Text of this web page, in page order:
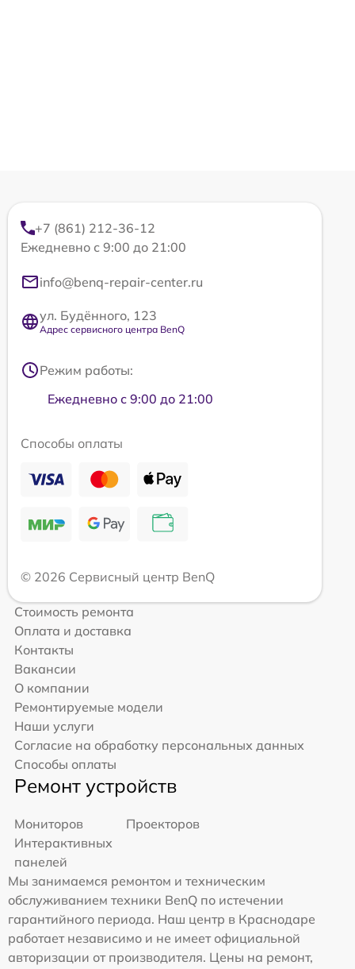
+7 (861) 212-36-12
Ежедневно с 9:00 до 21:00
info@benq-repair-center.ru
ул. Будённого, 123
Адрес сервисного центра BenQ
Режим работы:
Ежедневно с 9:00 до 21:00
Способы оплаты
© 2026 Сервисный центр BenQ
Стоимость ремонта
Оплата и доставка
Контакты
Вакансии
О компании
Ремонтируемые модели
Наши услуги
Согласие на обработку персональных данных
Способы оплаты
Ремонт устройств
Мониторов
Проекторов
Интерактивных
панелей
Мы занимаемся ремонтом и техническим
обслуживанием техники BenQ по истечении
гарантийного периода. Наш центр в Краснодаре
работает независимо и не имеет официальной
авторизации от производителя. Цены на ремонт,